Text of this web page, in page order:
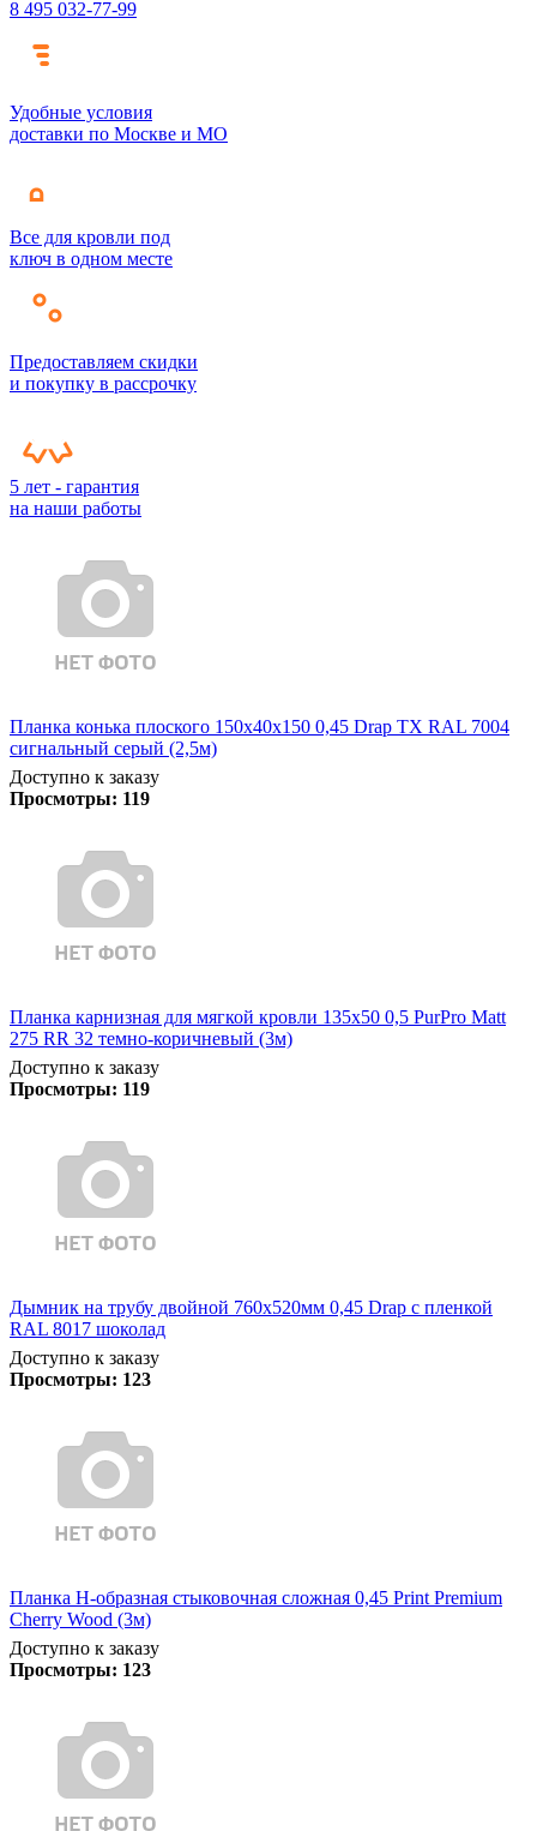
8 495 032-77-99
Удобные условия
доставки по Москве и МО
Все для кровли под
ключ в одном месте
Предоставляем скидки
и покупку в рассрочку
5 лет - гарантия
на наши работы
Планка конька плоского 150х40х150 0,45 Drap TX RAL 7004
сигнальный серый (2,5м)
Доступно к заказу
Просмотры: 119
Планка карнизная для мягкой кровли 135х50 0,5 PurPro Matt
275 RR 32 темно-коричневый (3м)
Доступно к заказу
Просмотры: 119
Дымник на трубу двойной 760х520мм 0,45 Drap с пленкой
RAL 8017 шоколад
Доступно к заказу
Просмотры: 123
Планка Н-образная стыковочная сложная 0,45 Print Premium
Cherry Wood (3м)
Доступно к заказу
Просмотры: 123